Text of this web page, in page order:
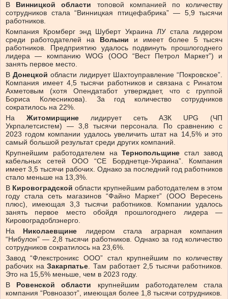
В Винницкой области топовой компанией по количеству
сотрудников стала “Винницкая птицефабрика” — 5,9 тысячи
работников.
Компания Кромберг энд Шуберт Украина ЛУ стала лидером
среди работодателей на Волыни и имеет более 5 тысяч
работников. Предприятию удалось подвинуть прошлогоднего
лидера — компанию WOG (ООО “Вест Петрол Маркет”) и
занять первое место.
В Донецкой области лидирует Шахтоуправление “Покровское”.
Компания имеет 4,5 тысячи работников и связана с Ринатом
Ахметовым (хотя Опендатабот утверждает, что с группой
Бориса Колесникова). За год количество сотрудников
сократилось на 22%.
На Житомирщинелидирует сеть АЗК UPG (ЧП
Укрпалетсистем) — 3,8 тысячи персонала. По сравнению с
2023 годом компании удалось увеличить штат на 14,5% и это
самый большой результат среди других компаний.
Крупнейшим работодателем наТернопольщине стал завод
кабельных сетей ООО “СЕ Борднетце-Украина”. Компания
имеет 3,5 тысячи рабочих. Однако за последний год работников
стало меньше на 13,3%.
В Кировоградской области крупнейшим работодателем в этом
году стала сеть магазинов “Файно Маркет” (ООО Вересень
плюс), имеющая 3,3 тысячи работников. Компании удалось
занять первое место обойдя прошлогоднего лидера —
Кировоградоблэнерго.
На Николаевщине лидером стала аграрная компания
“Нибулон” — 2,8 тысячи работников. Однако за год количество
сотрудников сократилось на 23,6%.
Завод “Флекстроникс ООО” стал крупнейшим по количеству
рабочих наЗакарпатье. Там работает 2,5 тысячи работников.
Это на 15,5% меньше, чем в 2023 году.
В Ровенской области крупнейшим работодателем стала
компания “Ровноазот”, имеющая более 1,8 тысячи сотрудников.